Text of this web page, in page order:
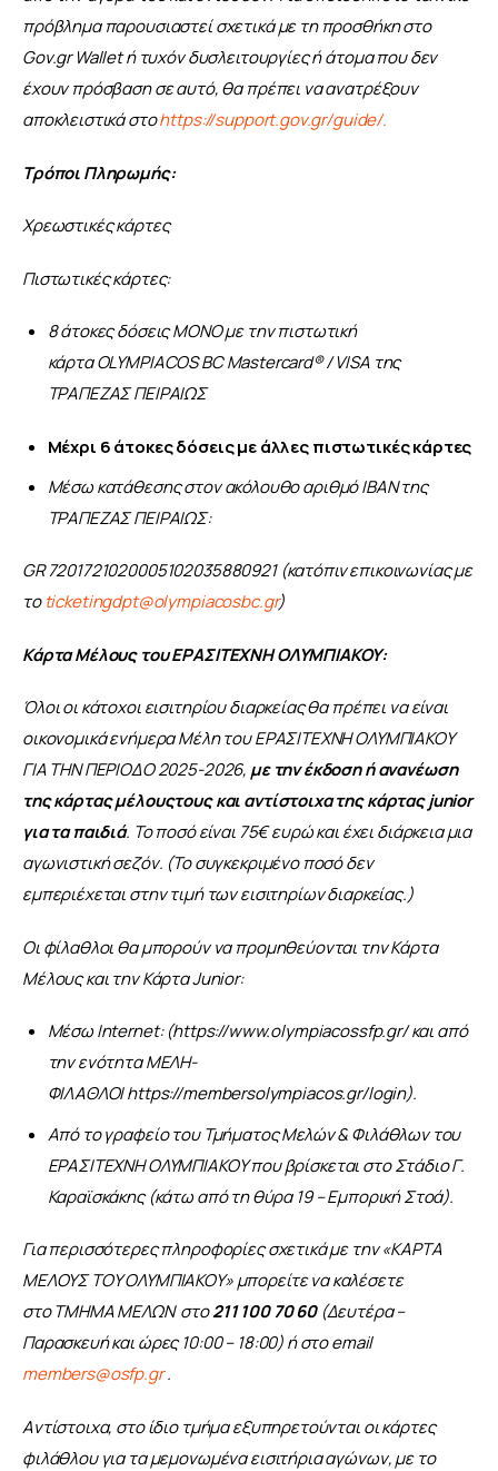
πρόβλημα παρουσιαστεί σχετικά με τη προσθήκη στο
Gov.gr Wallet ή τυχόν δυσλειτουργίες ή άτομα που δεν
έχουν πρόσβαση σε αυτό, θα πρέπει να ανατρέξουν
αποκλειστικά στο https://support.gov.gr/guide/.
Τρόποι Πληρωμής:
Χρεωστικές κάρτες​
Πιστωτικές κάρτες:​
8 άτοκες δόσεις ΜΟΝΟ με την πιστωτική
κάρτα OLYMPIACOS BC Mastercard® / VISA της
ΤΡΑΠΕΖΑΣ ΠΕΙΡΑΙΩΣ​
Μέχρι 6 άτοκες δόσεις με άλλες πιστωτικές κάρτες​
Μέσω κατάθεσης στον ακόλουθο αριθμό ΙΒΑΝ της
ΤΡΑΠΕΖΑΣ ΠΕΙΡΑΙΩΣ:​
GR 7201721020005102035880921 (κατόπιν επικοινωνίας με
το ticketingdpt@olympiacosbc.gr)​
Κάρτα Μέλους του ΕΡΑΣΙΤΕΧΝΗ ΟΛΥΜΠΙΑΚΟΥ:
Όλοι οι κάτοχοι εισιτηρίου διαρκείας θα πρέπει να είναι
οικονομικά ενήμερα Μέλη του ΕΡΑΣΙΤΕΧΝΗ ΟΛΥΜΠΙΑΚΟΥ
ΓΙΑ ΤΗΝ ΠΕΡΙΟΔΟ 2025-2026, με την έκδοση ή ανανέωση
της κάρτας μέλουςτους και αντίστοιχα της κάρτας junior
για τα παιδιά. Το ποσό είναι 75€ ευρώ και έχει διάρκεια μια
αγωνιστική σεζόν. (Το συγκεκριμένο ποσό δεν
εμπεριέχεται στην τιμή των εισιτηρίων διαρκείας.)
Οι φίλαθλοι θα μπορούν να προμηθεύονται την Κάρτα
Μέλους και την Κάρτα Junior:
Μέσω Internet: (https://www.olympiacossfp.gr/και από
την ενότητα ΜΕΛΗ-
ΦΙΛΑΘΛΟΙhttps://membersolympiacos.gr/login​).
Από το γραφείο του Τμήματος Μελών & Φιλάθλων του
ΕΡΑΣΙΤΕΧΝΗ ΟΛΥΜΠΙΑΚΟΥ που βρίσκεται στο Στάδιο Γ.
Καραϊσκάκης (κάτω από τη θύρα 19 – Εμπορική Στοά).
Για περισσότερες πληροφορίες σχετικά με την «ΚΑΡΤΑ
ΜΕΛΟΥΣ ΤΟΥ ΟΛΥΜΠΙΑΚΟΥ» μπορείτε να καλέσετε
στο ΤΜΗΜΑ ΜΕΛΩΝ  στο 211 100 70 60 (Δευτέρα –
Παρασκευή και ώρες 10:00 – 18:00) ή στο email
members@osfp.gr .
Aντίστοιχα, στο ίδιο τμήμα εξυπηρετούνται οι κάρτες
φιλάθλου για τα μεμονωμένα εισιτήρια αγώνων, με το